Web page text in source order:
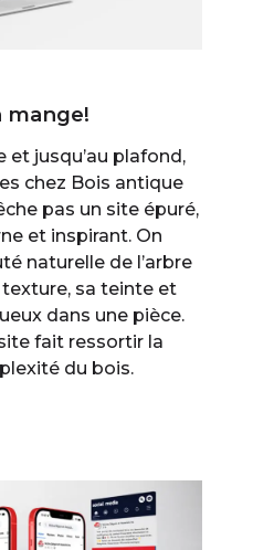
mange!
et jusqu’au plafond,
chez Bois antique
pas un site épuré,
et inspirant. On
naturelle de l’arbre
sa teinte et
dans une pièce.
fait ressortir la
du bois.